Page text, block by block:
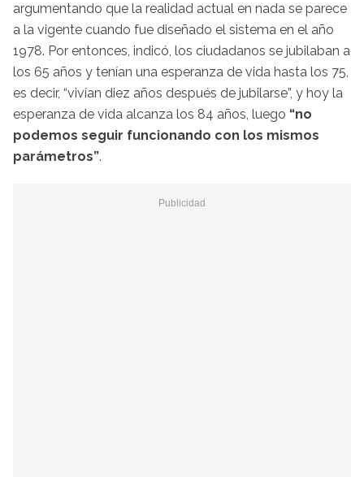
argumentando que la realidad actual en nada se parece
a la vigente cuando fue diseñado el sistema en el año
1978. Por entonces, indicó, los ciudadanos se jubilaban a
los 65 años y tenían una esperanza de vida hasta los 75,
es decir, “vivían diez años después de jubilarse”, y hoy la
esperanza de vida alcanza los 84 años, luego “no
podemos seguir funcionando con los mismos
parámetros”.